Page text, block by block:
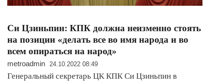
Си Цзиньпин: КПК должна неизменно стоять
на позиции «делать все во имя народа и во
всем опираться на народ»
metroadmin 24.10.2022 08:49
Генеральный секретарь ЦК КПК Си Цзиньпин в